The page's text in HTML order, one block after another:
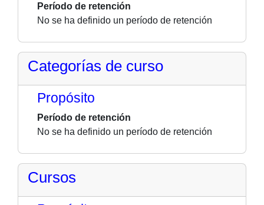
Período de retención
No se ha definido un período de retención
Categorías de curso
Propósito
Período de retención
No se ha definido un período de retención
Cursos